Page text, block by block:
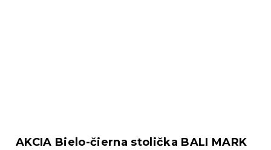
AKCIA Bielo-čierna stolička BALI MARK